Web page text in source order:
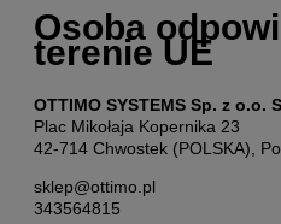
Osoba
terenie UE
OTTIMO SYSTEMS Sp. z o.o.
Plac Mikołaja Kopernika 23
42-714 Chwostek (POLSKA),
sklep@ottimo.pl
343564815